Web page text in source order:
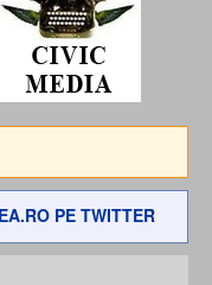
PE TWITTER